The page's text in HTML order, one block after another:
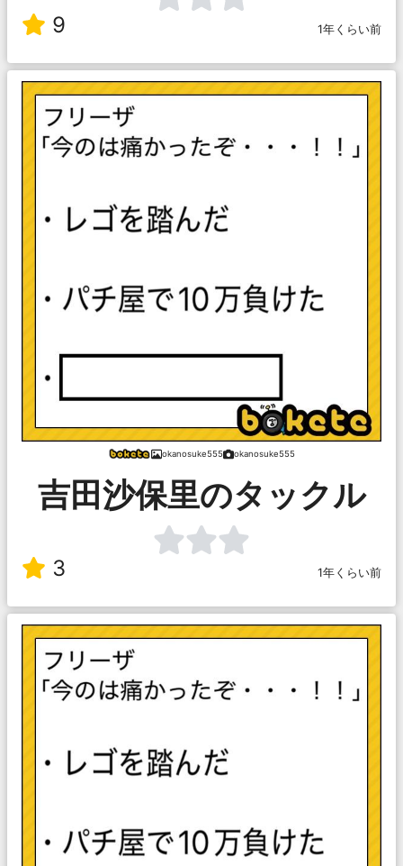
9 1年くらい前
okanosuke555 okanosuke555
吉田沙保里のタックル
3 1年くらい前